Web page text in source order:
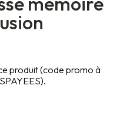
produit (code promo à